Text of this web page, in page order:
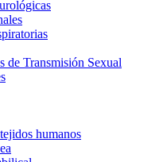
de Transmisión Sexual
humanos